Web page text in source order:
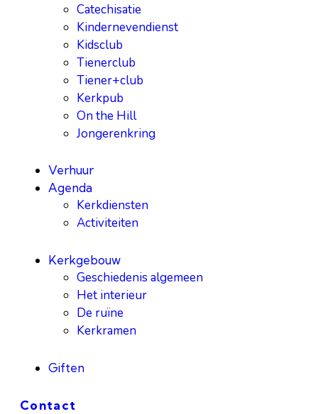
Catechisatie
Kindernevendienst
Kidsclub
Tienerclub
Tiener+club
Kerkpub
On the Hill
Jongerenkring
Verhuur
Agenda
Kerkdiensten
Activiteiten
Kerkgebouw
Geschiedenis algemeen
Het interieur
De ruïne
Kerkramen
Giften
Contact